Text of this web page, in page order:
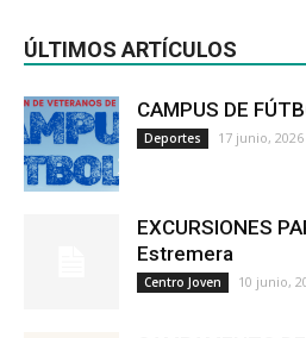
ÚLTIMOS ARTÍCULOS
CAMPUS DE
Deportes 17 junio, 2026
EXCURSIONES
Estremera
Centro Joven 10 junio,